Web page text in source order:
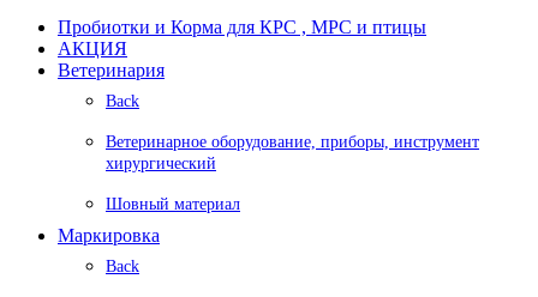
Пробиотки и Корма для КРС , МРС и птицы
АКЦИЯ
Ветеринария
Back
Ветеринарное оборудование, приборы, инструмент
хирургический
Шовный материал
Маркировка
Back